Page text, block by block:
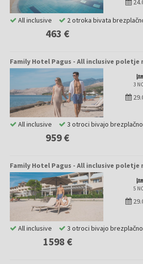
463 €
All inclusive 2 otroka bivata
Family Hotel Pagus - All inclusive poletje
3
959 €
All inclusive 3 otroci bivajo brezplačno
Family Hotel Pagus - All inclusive poletje
5
1598 €
All inclusive 3 otroci bivajo brezplačno